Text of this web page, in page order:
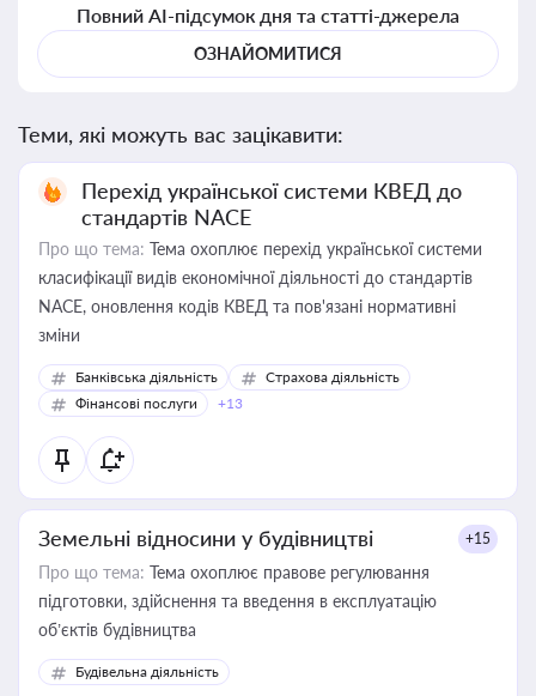
Повний AI-підсумок дня та статті-джерела
ОЗНАЙОМИТИСЯ
Теми, які можуть вас зацікавити:
Перехід української системи КВЕД до
стандартів NACE
Про що тема: Тема охоплює перехід української системи
класифікації видів економічної діяльності до стандартів
NACE, оновлення кодів КВЕД та пов'язані нормативні
зміни
Банківська діяльність
Страхова діяльність
Фінансові послуги
+13
Земельні відносини у будівництві +15
Про що тема: Тема охоплює правове регулювання
підготовки, здійснення та введення в експлуатацію
об’єктів будівництва
Будівельна діяльність